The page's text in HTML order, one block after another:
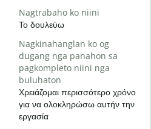
Nagtrabaho ko niini
Το δουλεύω
Nagkinahanglan ko og
dugang nga panahon sa
pagkompleto niini nga
buluhaton
Χρειάζομαι περισσότερο χρόνο
για να ολοκληρώσω αυτήν την
εργασία